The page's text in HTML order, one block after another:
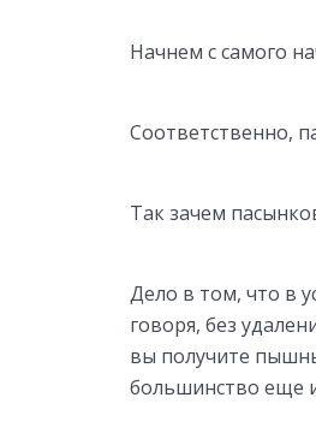
Начнем с самого
Соответственно,
Так зачем
Дело в том, что в
говоря, без
вы получите
большинство еще